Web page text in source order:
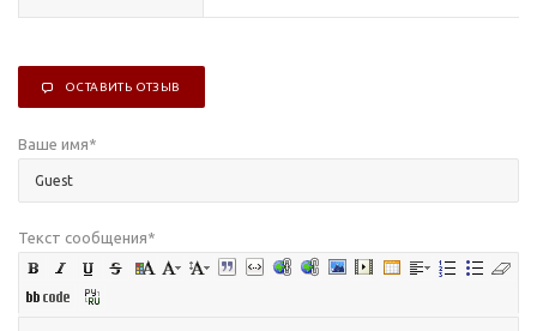
ОСТАВИТЬ ОТЗЫВ
Ваше имя*
Текст сообщения*